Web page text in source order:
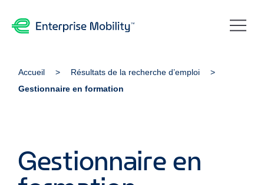
Accueil
Résultats de la recherche d’emploi
Gestionnaire en formation
Gestionnaire en